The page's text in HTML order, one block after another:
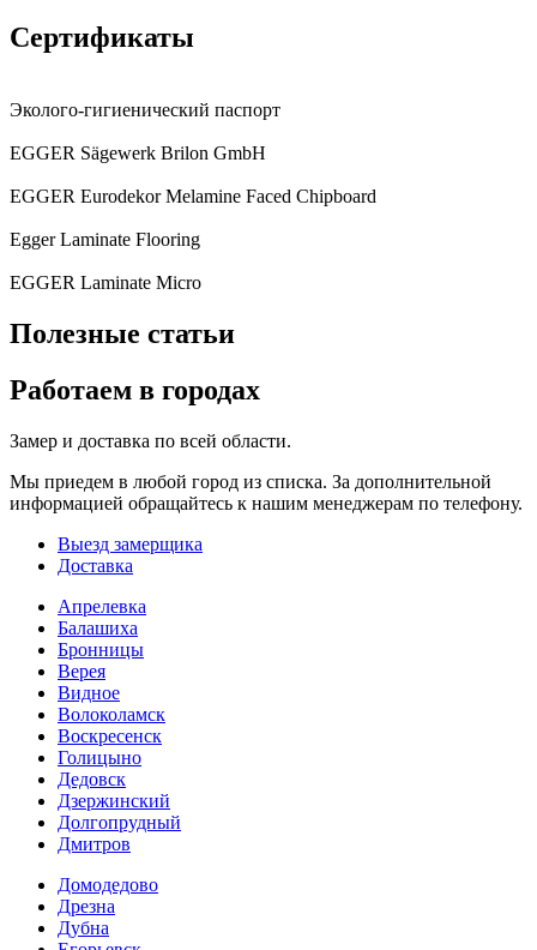
Сертификаты
Эколого-гигиенический паспорт
EGGER Sägewerk Brilon GmbH
EGGER Eurodekor Melamine Faced Chipboard
Egger Laminate Flooring
EGGER Laminate Micro
Полезные статьи
Работаем в городах
Замер и доставка по всей области.
Мы приедем в любой город из списка. За дополнительной
информацией обращайтесь к нашим менеджерам по телефону.
Выезд замерщика
Доставка
Апрелевка
Балашиха
Бронницы
Верея
Видное
Волоколамск
Воскресенск
Голицыно
Дедовск
Дзержинский
Долгопрудный
Дмитров
Домодедово
Дрезна
Дубна